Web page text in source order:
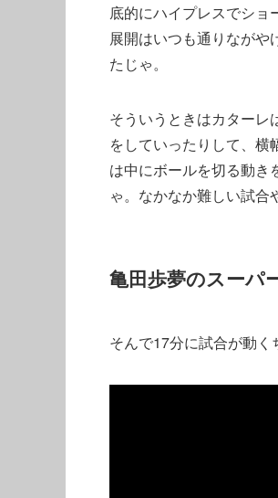
底的にハイプレスでシ
展開はいつも通りなが
たじゃ。
そういうときはカターレ
をしていったりして、
は中にボールを切る動き
ゃ。なかなか難しい試合
亀田歩夢のスーパ
そんで17分に試合が動く